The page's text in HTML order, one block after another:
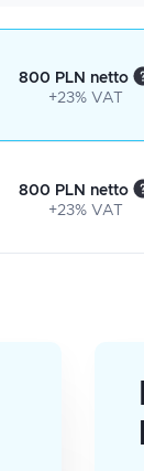
800 PLN netto
+23% VAT
800 PLN netto
+23% VAT